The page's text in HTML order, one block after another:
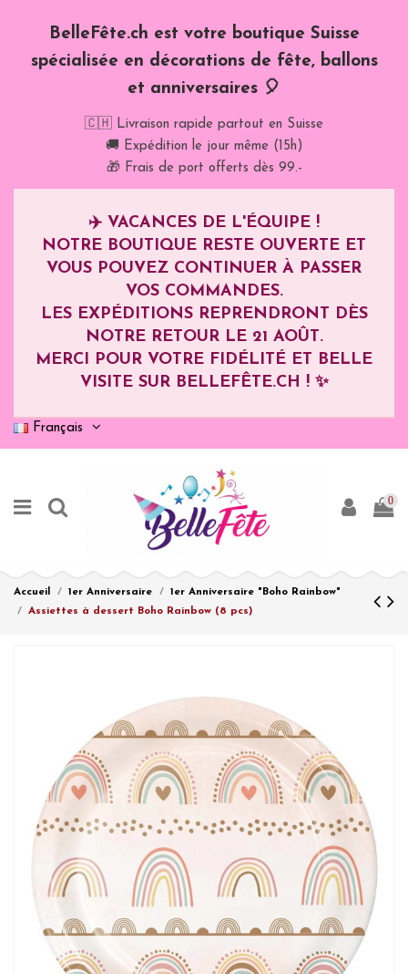
BelleFête.ch est votre boutique Suisse
spécialisée en décorations de fête, ballons
et anniversaires 🎈
🇨🇭 Livraison rapide partout en Suisse
🚚 Expédition le jour même (15h)
🎁 Frais de port offerts dès 99.-
✈️ VACANCES DE L'ÉQUIPE !
NOTRE BOUTIQUE RESTE OUVERTE ET
VOUS POUVEZ CONTINUER À PASSER
VOS COMMANDES.
LES EXPÉDITIONS REPRENDRONT DÈS
NOTRE RETOUR LE 21 AOÛT.
MERCI POUR VOTRE FIDÉLITÉ ET BELLE
VISITE SUR BELLEFÊTE.CH ! ✨
Français
0
Accueil 1er Anniversaire
1er Anniversaire "Boho Rainbow"
Assiettes à dessert Boho Rainbow (8 pcs)